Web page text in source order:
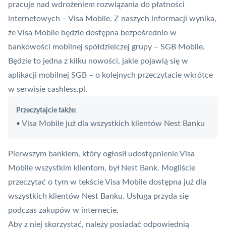
pracuje nad wdrożeniem rozwiązania do płatności
internetowych – Visa Mobile. Z naszych informacji wynika,
żeVisa Mobile będzie dostępna bezpośrednio w
bankowości mobilnej spółdzielczej grupy – SGB Mobile.
Będzie to jedna z kilku nowości, jakie pojawią się w
aplikacji mobilnej SGB – o kolejnych przeczytacie wkrótce
w serwisie cashless.pl.
Przeczytajcie także:
• Visa Mobile już dla wszystkich klientów Nest Banku
Pierwszym bankiem, który ogłosił udostępnienieVisa
Mobile wszystkim klientom, był Nest Bank. Mogliście
przeczytać o tym w tekścieVisa Mobile dostępna już dla
wszystkich klientów Nest Banku. Usługa przyda się
podczas zakupów w internecie.
Aby z niej skorzystać, należy posiadać odpowiednią